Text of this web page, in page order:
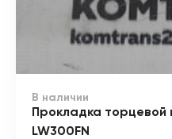
В наличии
Прокладка торцевой
LW300FN